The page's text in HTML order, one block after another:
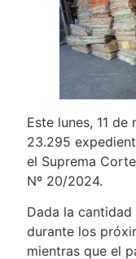
Este lunes, 11
23.295
el Suprema
Nº 20/2024.
Dada la
durante los
mientras que el